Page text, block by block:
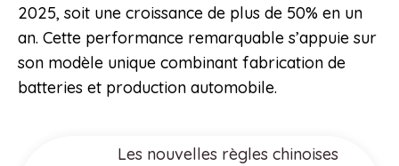
2025, soit une croissance de plus de 50% en un
an. Cette performance remarquable s’appuie sur
son modèle unique combinant fabrication de
batteries et production automobile.
Les nouvelles règles chinoises